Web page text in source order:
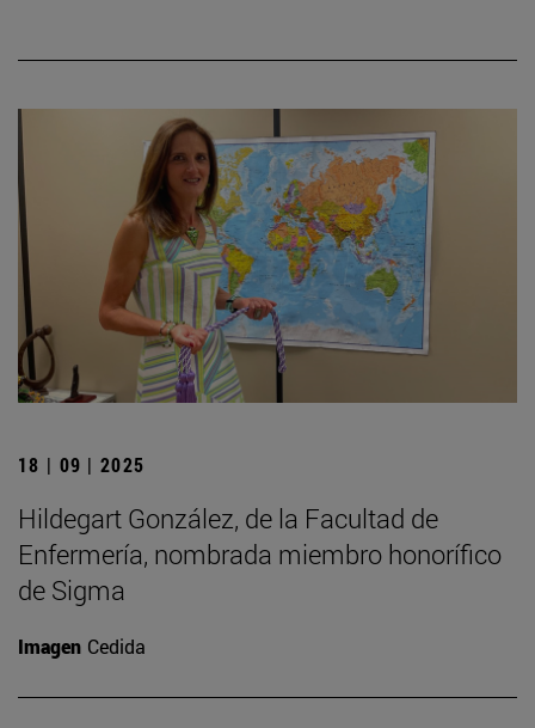
18 | 09 | 2025
Hildegart González, de la Facultad de
Enfermería, nombrada miembro honorífico
de Sigma
Imagen Cedida